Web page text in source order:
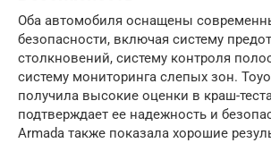
Оба автомобиля оснащены
безопасности, включая систему
столкновений, систему контроля
систему мониторинга слепых зон.
получила высокие оценки в краш-
подтверждает ее надежность и
Armada также показала хорошие